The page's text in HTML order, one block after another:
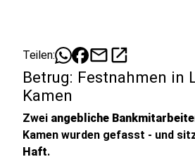
Teilen: mailopen_in_new
Betrug: Festnahmen in
Kamen
Zwei angebliche
Kamen wurden gefasst - und
Haft.